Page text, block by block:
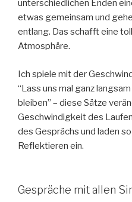
unterschiedlichen Enden
etwas gemeinsam und
entlang. Das schafft eine
Atmosphäre.
Ich spiele mit der
“Lass uns mal ganz
bleiben” – diese Sätze
Geschwindigkeit des
des Gesprächs und laden
Reflektieren ein.
Gespräche mit allen